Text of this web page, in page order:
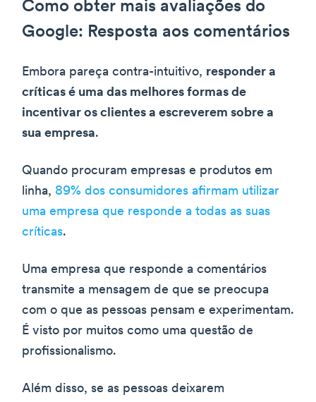
Como obter mais avaliações do
Google: Resposta aos comentários
Embora pareça contra-intuitivo, responder a
críticas é uma das melhores formas de
incentivar os clientes a escreverem sobre a
sua empresa.
Quando procuram empresas e produtos em
linha, 89% dos consumidores afirmam utilizar
uma empresa que responde a todas as suas
críticas.
Uma empresa que responde a comentários
transmite a mensagem de que se preocupa
com o que as pessoas pensam e experimentam.
É visto por muitos como uma questão de
profissionalismo.
Além disso, se as pessoas deixarem